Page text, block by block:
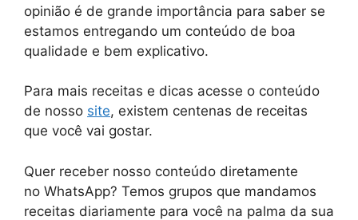
opinião é de grande importância para saber se
estamos entregando um conteúdo de boa
qualidade e bem explicativo.
Para mais receitas e dicas acesse o conteúdo
de nosso site, existem centenas de receitas
que você vai gostar.
Quer receber nosso conteúdo diretamente
no WhatsApp? Temos grupos que mandamos
receitas diariamente para você na palma da sua